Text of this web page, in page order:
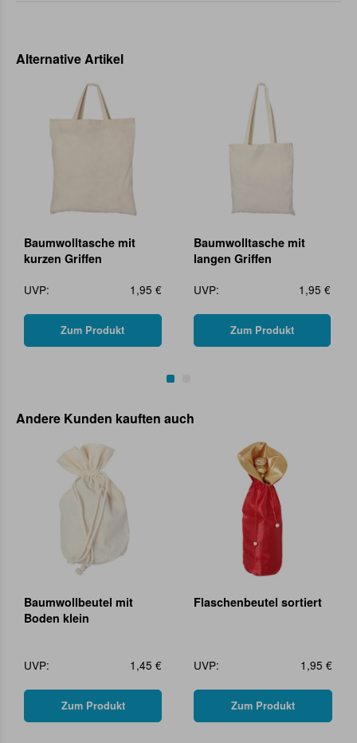
Alternative Artikel
Baumwolltasche mit
kurzen Griffen
UVP:
1,95 €
Zum Produkt
Baumwolltasche mit
langen Griffen
UVP:
1,95 €
Zum Produkt
Andere Kunden kauften auch
Baumwollbeutel mit
Boden klein
UVP: 1,45 €
Zum Produkt
Flaschenbeutel sortiert
UVP: 1,95 €
Zum Produkt